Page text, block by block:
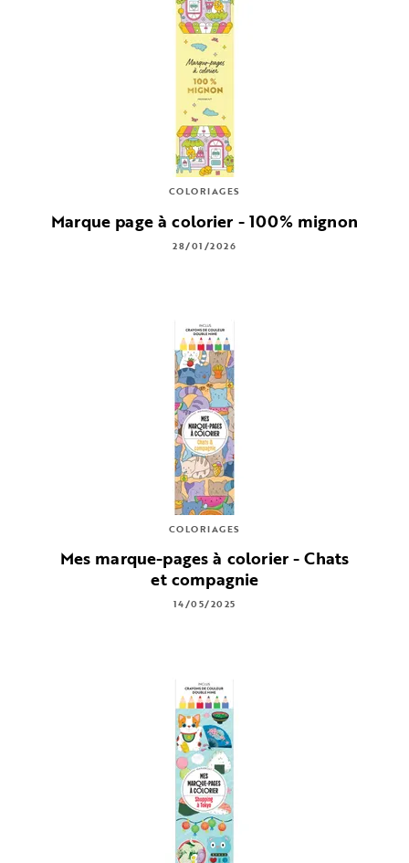
COLORIAGES
Marque page à colorier - 100% mignon
28/01/2026
COLORIAGES
Mes marque-pages à colorier - Chats
et compagnie
14/05/2025